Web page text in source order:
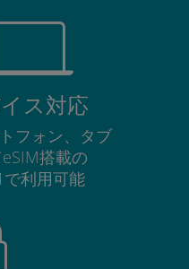
ス対応
フォン、タブ
搭載の
利用可能